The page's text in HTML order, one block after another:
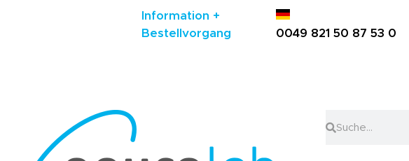
Information +
Bestellvorgang
0049 821 50 87 53 0